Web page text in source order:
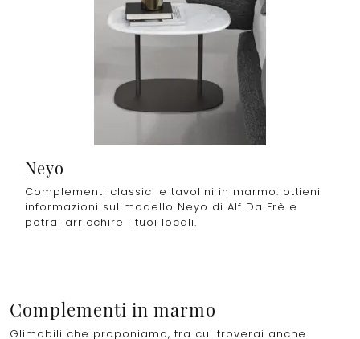
Neyo
Complementi classici e tavolini in marmo: ottieni
informazioni sul modello Neyo di Alf Da Frè e
potrai arricchire i tuoi locali.
Complementi in marmo
Glimobili che proponiamo, tra cui troverai anche